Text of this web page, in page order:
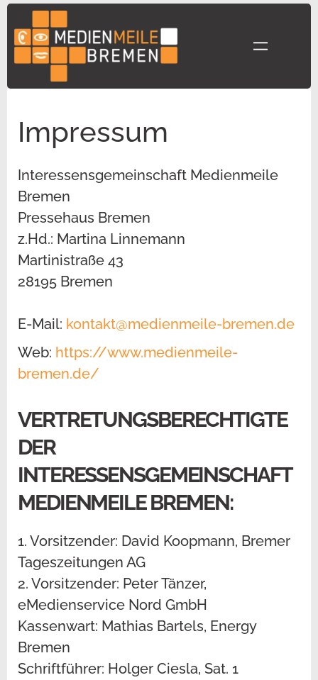
Zum
Inhalt
springen
Impressum
Interessensgemeinschaft Medienmeile
Bremen
Pressehaus Bremen
z.Hd.: Martina Linnemann
Martinistraße 43
28195 Bremen
E-Mail: kontakt@medienmeile-bremen.de
Web: https://www.medienmeile-
bremen.de/
VERTRETUNGSBERECHTIGTE
DER
INTERESSENSGEMEINSCHAFT
MEDIENMEILE BREMEN:
1. Vorsitzender: David Koopmann, Bremer
Tageszeitungen AG
2. Vorsitzender: Peter Tänzer,
eMedienservice Nord GmbH
Kassenwart: Mathias Bartels, Energy
Bremen
Schriftführer: Holger Ciesla, Sat. 1